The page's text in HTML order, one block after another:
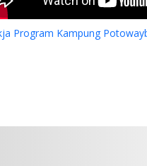
Program Kampung